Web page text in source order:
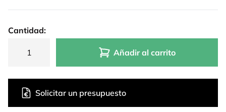
Cantidad:
Añadir al carrito
Solicitar un presupuesto